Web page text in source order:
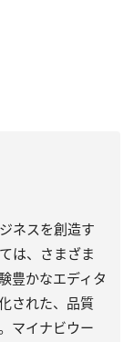
ネスを創造す
は、さまざま
豊かなエディタ
された、品質
マイナビウー